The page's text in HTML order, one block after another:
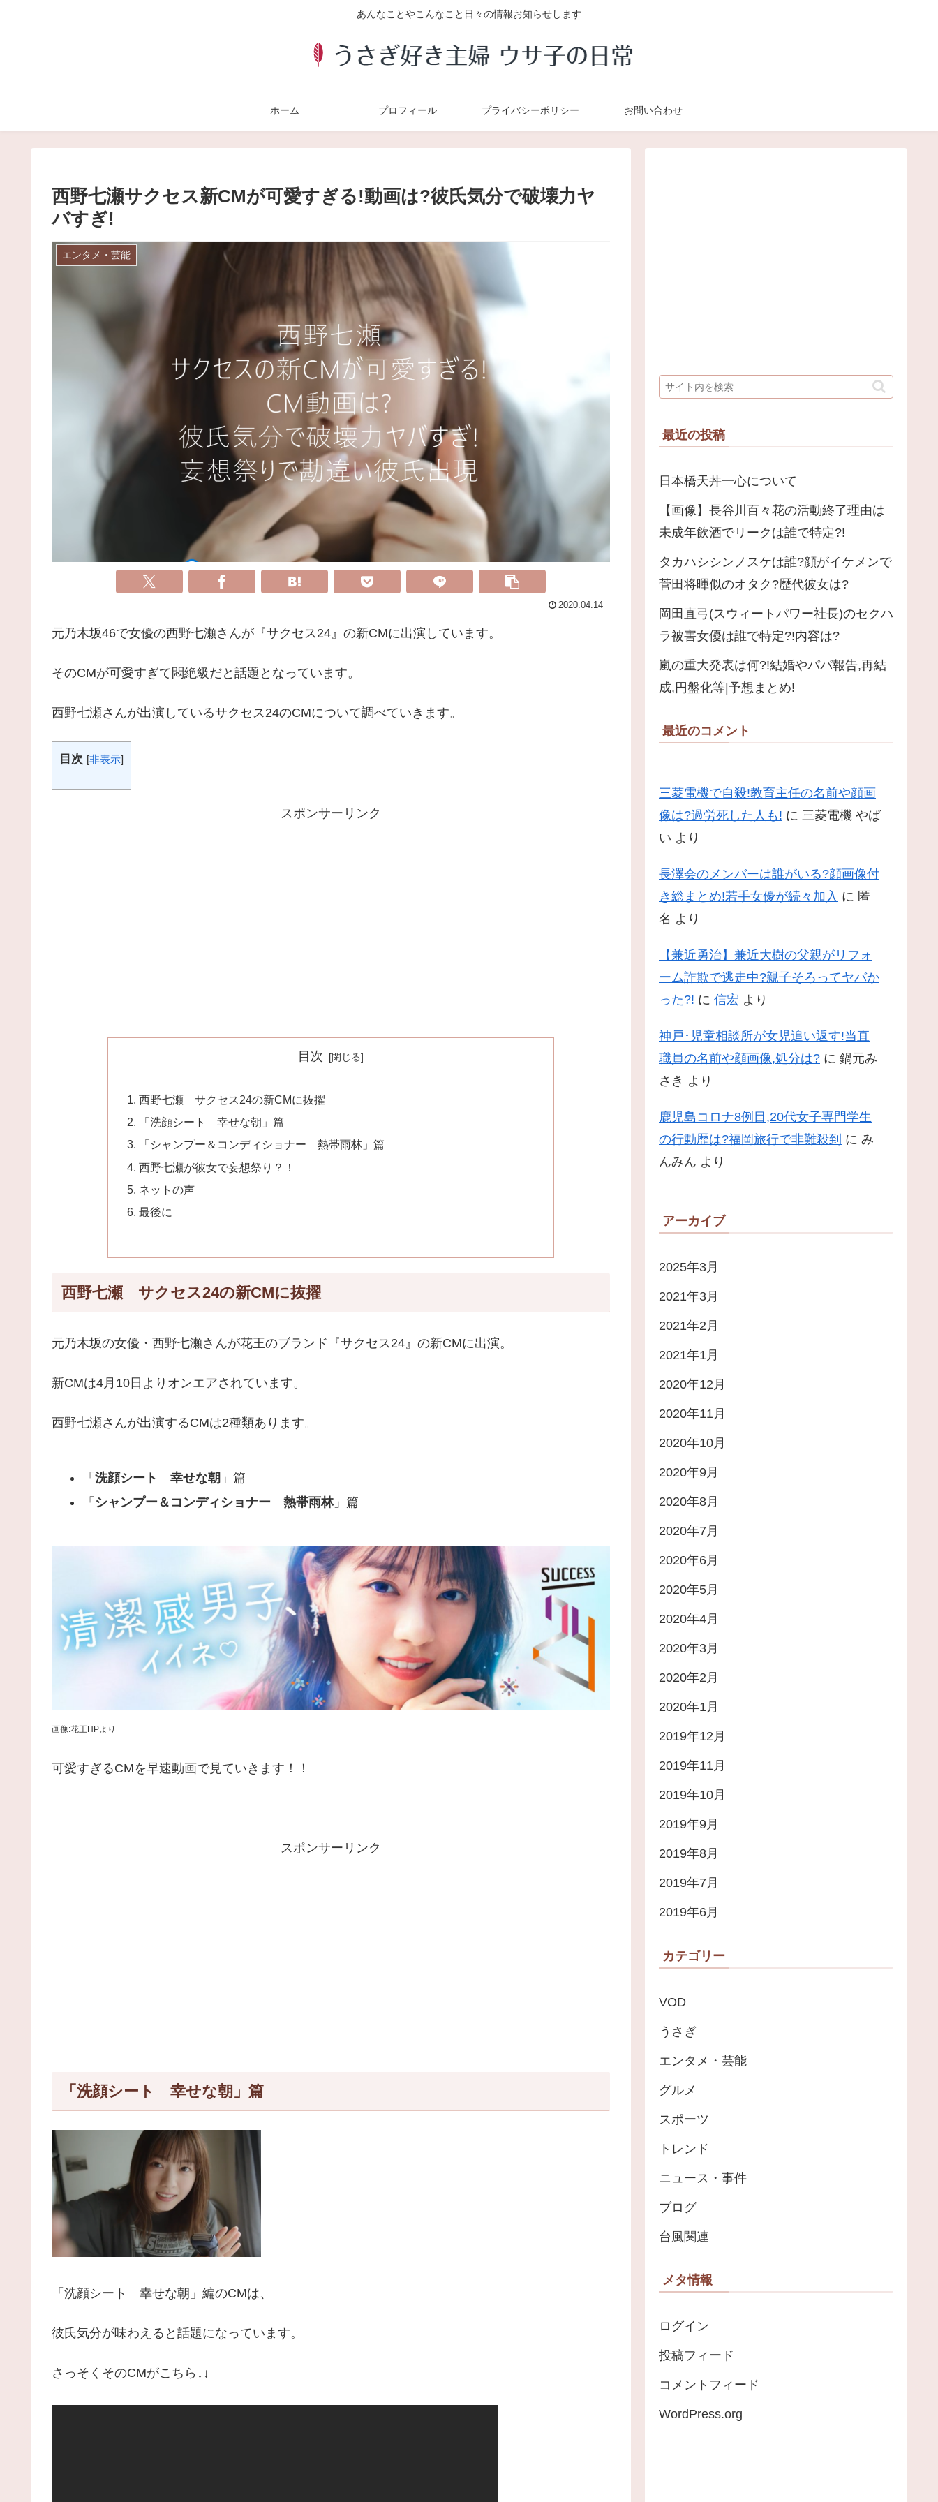
あんなことやこんなこと日々の情報お知らせします
ホーム プロフィール プライバシーポリシー お問い合わせ
西野七瀬サクセス新CMが可愛すぎる!動画は?彼氏気分で破壊力ヤ
バすぎ!
エンタメ・芸能
2020.04.14
元乃木坂46で女優の西野七瀬さんが『サクセス24』の新CMに出演しています。
そのCMが可愛すぎて悶絶級だと話題となっています。
西野七瀬さんが出演しているサクセス24のCMについて調べていきます。
目次 [非表示]
スポンサーリンク
目次
西野七瀬 サクセス24の新CMに抜擢
「洗顔シート 幸せな朝」篇
「シャンプー＆コンディショナー 熱帯雨林」篇
西野七瀬が彼女で妄想祭り？！
ネットの声
最後に
西野七瀬 サクセス24の新CMに抜擢
元乃木坂の女優・西野七瀬さんが花王のブランド『サクセス24』の新CMに出演。
新CMは4月10日よりオンエアされています。
西野七瀬さんが出演するCMは2種類あります。
「 洗顔シート 幸せな朝 」篇
「 シャンプー＆コンディショナー 熱帯雨林」篇
画像:花王HPより
可愛すぎるCMを早速動画で見ていきます！！
スポンサーリンク
「洗顔シート 幸せな朝」篇
「洗顔シート 幸せな朝」編のCMは、
彼氏気分が味わえると話題になっています。
さっそくそのCMがこちら↓↓
最近の投稿
日本橋天丼一心について
【画像】長谷川百々花の活動終了理由は
未成年飲酒でリークは誰で特定?!
タカハシシンノスケは誰?顔がイケメンで
菅田将暉似のオタク?歴代彼女は?
岡田直弓(スウィートパワー社長)のセクハ
ラ被害女優は誰で特定?!内容は?
嵐の重大発表は何?!結婚やパパ報告,再結
成,円盤化等|予想まとめ!
最近のコメント
三菱電機で自殺!教育主任の名前や顔画
像は?過労死した人も! に 三菱電機 やば
い より
長澤会のメンバーは誰がいる?顔画像付
き総まとめ!若手女優が続々加入 に 匿
名 より
【兼近勇治】兼近大樹の父親がリフォ
ーム詐欺で逃走中?親子そろってヤバか
った?! に 信宏 より
神戸･児童相談所が女児追い返す!当直
職員の名前や顔画像,処分は? に 鍋元み
さき より
鹿児島コロナ8例目,20代女子専門学生
の行動歴は?福岡旅行で非難殺到 に み
んみん より
アーカイブ
2025年3月
2021年3月
2021年2月
2021年1月
2020年12月
2020年11月
2020年10月
2020年9月
2020年8月
2020年7月
2020年6月
2020年5月
2020年4月
2020年3月
2020年2月
2020年1月
2019年12月
2019年11月
2019年10月
2019年9月
2019年8月
2019年7月
2019年6月
カテゴリー
VOD
うさぎ
エンタメ・芸能
グルメ
スポーツ
トレンド
ニュース・事件
ブログ
台風関連
メタ情報
ログイン
投稿フィード
コメントフィード
WordPress.org